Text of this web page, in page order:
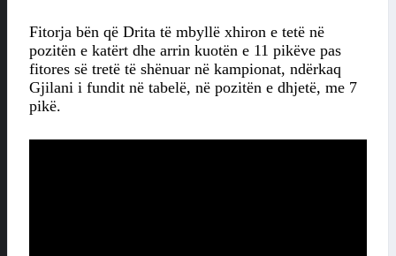
Fitorja bën që Drita të mbyllë xhiron e tetë në
pozitën e katërt dhe arrin kuotën e 11 pikëve pas
fitores së tretë të shënuar në kampionat, ndërkaq
Gjilani i fundit në tabelë, në pozitën e dhjetë, me 7
pikë.